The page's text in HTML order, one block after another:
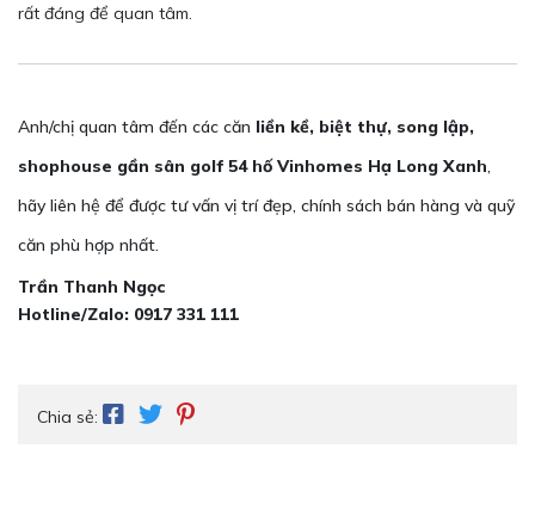
rất đáng để quan tâm.
Anh/chị quan tâm đến các căn liền kề, biệt thự, song lập,
shophouse gần sân golf 54 hố Vinhomes Hạ Long Xanh
hãy liên hệ để được tư vấn vị trí đẹp, chính sách bán hàng và quỹ
căn phù hợp nhất.
Trần Thanh Ngọc
Hotline/Zalo: 0917 331 111
Chia sẻ: